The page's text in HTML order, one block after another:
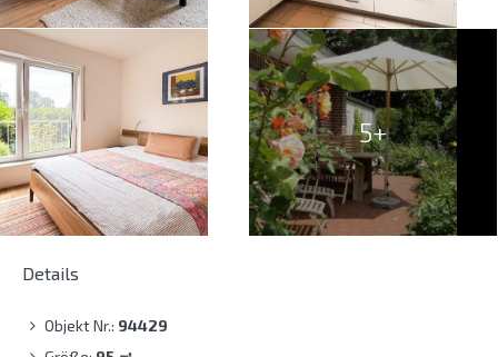
5+
Details
Objekt Nr.: 94429